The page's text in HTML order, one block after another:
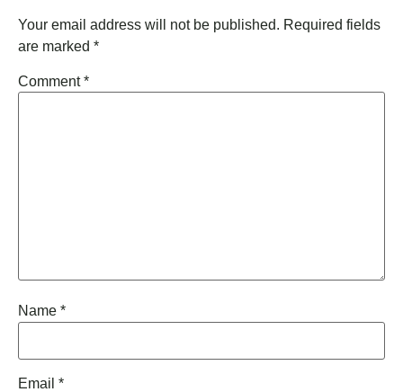
Your email address will not be published. Required fields
are marked *
Comment*
Name *
Email *